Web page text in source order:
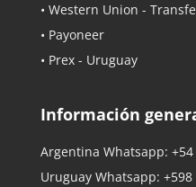
• Western Union -
• Payoneer
• Prex - Uruguay
Información
Argentina Whatsapp:
Uruguay Whatsapp: +598